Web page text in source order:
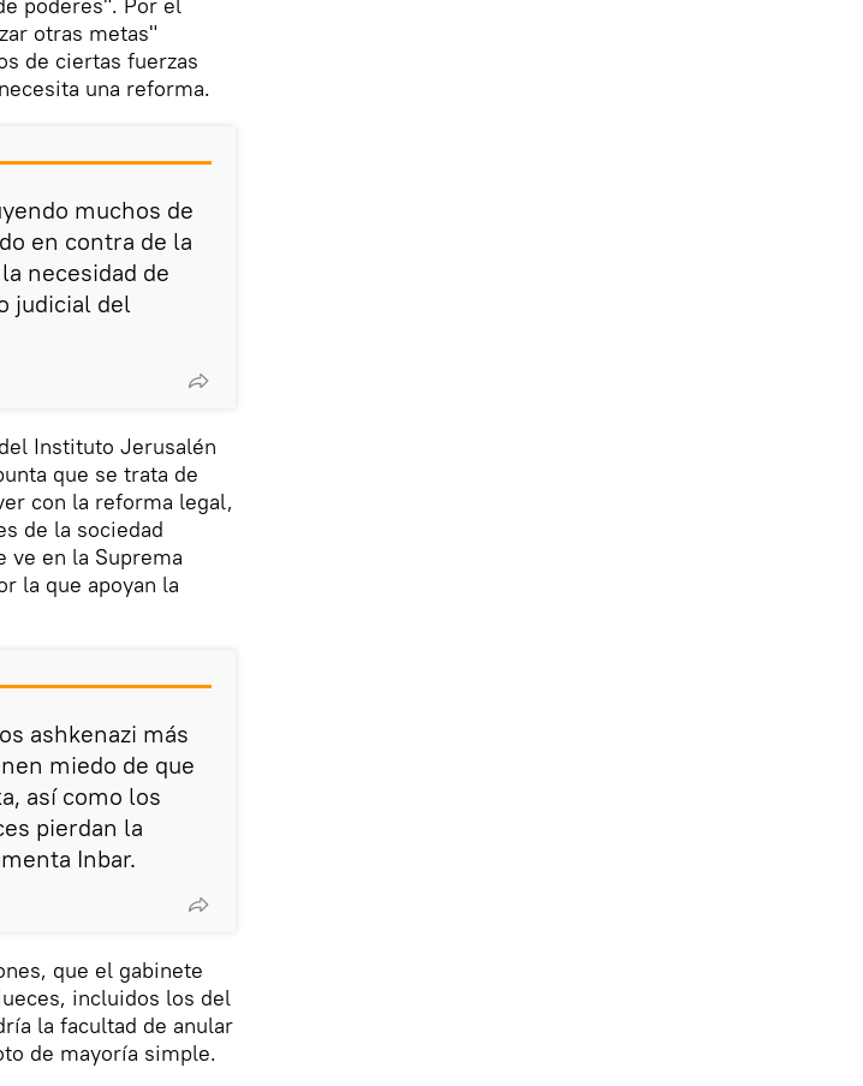
otras metas"
de ciertas fuerzas
una reforma.
muchos de
en contra de la
necesidad de
judicial del
Instituto Jerusalén
que se trata de
con la reforma legal,
de la sociedad
ve en la Suprema
la que apoyan la
ashkenazi más
miedo de que
así como los
pierdan la
Inbar.
que el gabinete
incluidos los del
la facultad de anular
de mayoría simple.